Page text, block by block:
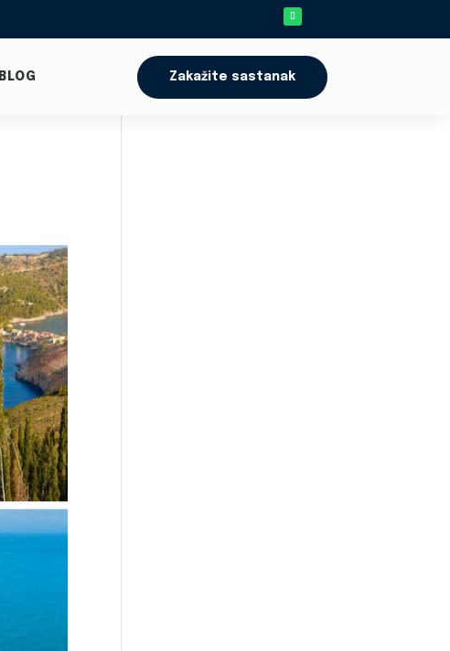
BLOG Zakažite sastanak